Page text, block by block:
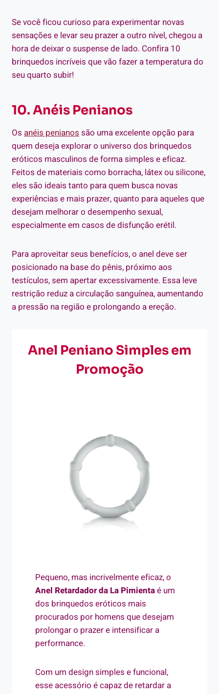
Se você ficou curioso para experimentar novas
sensações e levar seu prazer a outro nível, chegou a
hora de deixar o suspense de lado. Confira 10
brinquedos incríveis que vão fazer a temperatura do
seu quarto subir!
10. Anéis Penianos
Os anéis penianos são uma excelente opção para
quem deseja explorar o universo dos brinquedos
eróticos masculinos de forma simples e eficaz.
Feitos de materiais como borracha, látex ou silicone,
eles são ideais tanto para quem busca novas
experiências e mais prazer, quanto para aqueles que
desejam melhorar o desempenho sexual,
especialmente em casos de disfunção erétil.
Para aproveitar seus benefícios, o anel deve ser
posicionado na base do pênis, próximo aos
testículos, sem apertar excessivamente. Essa leve
restrição reduz a circulação sanguínea, aumentando
a pressão na região e prolongando a ereção.
Anel Peniano Simples em
Promoção
Pequeno, mas incrivelmente eficaz, o
Anel Retardador da La Pimientaé um
dos brinquedos eróticos mais
procurados por homens que desejam
prolongar o prazer e intensificar a
performance.
Com um design simples e funcional,
esse acessório é capaz de retardar a